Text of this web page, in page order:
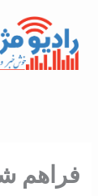
محتوا
فراهم